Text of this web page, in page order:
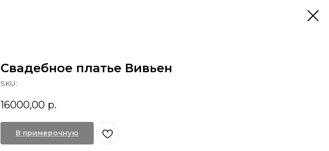
Свадебное платье Вивьен
SKU:
16000,00 р.
В примерочную